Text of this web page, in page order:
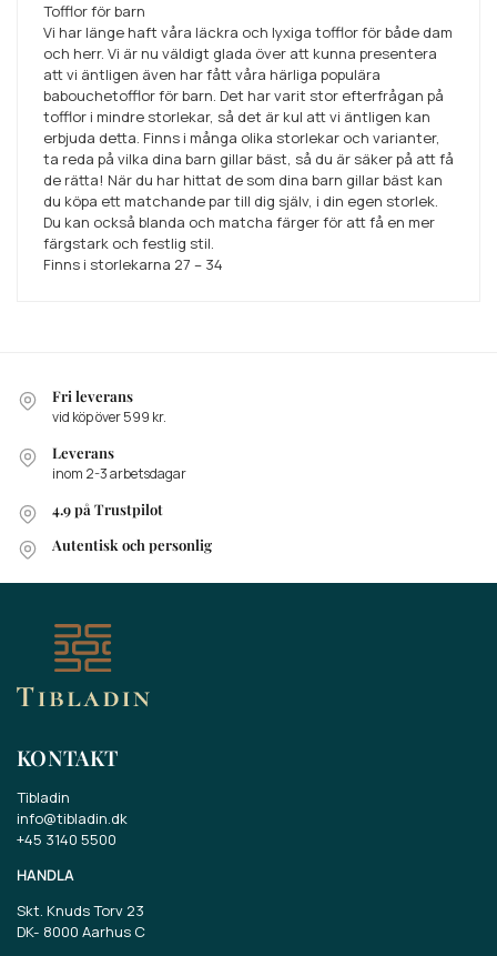
Tofflor för barn
Vi har länge haft våra läckra och lyxiga tofflor för både dam
och herr. Vi är nu väldigt glada över att kunna presentera
att vi äntligen även har fått våra härliga populära
babouchetofflor för barn. Det har varit stor efterfrågan på
tofflor i mindre storlekar, så det är kul att vi äntligen kan
erbjuda detta. Finns i många olika storlekar och varianter,
ta reda på vilka dina barn gillar bäst, så du är säker på att få
de rätta! När du har hittat de som dina barn gillar bäst kan
du köpa ett matchande par till dig själv, i din egen storlek.
Du kan också blanda och matcha färger för att få en mer
färgstark och festlig stil.
Finns i storlekarna 27 – 34
Fri leverans
vid köp över 599 kr.
Leverans
inom 2-3 arbetsdagar
4.9 på Trustpilot
Autentisk och personlig
KONTAKT
Tibladin
info@tibladin.dk
+45 3140 5500
HANDLA
Skt. Knuds Torv 23
DK- 8000 Aarhus C